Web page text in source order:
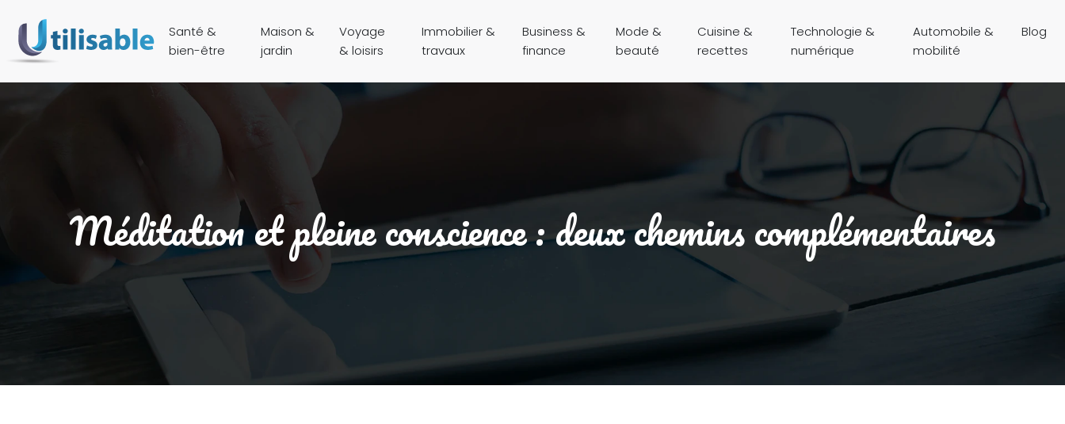
Santé &
bien-être
Maison &
jardin
Voyage
& loisirs
Immobilier &
travaux
Business &
finance
Mode &
beauté
Cuisine &
recettes
Technologie &
numérique
Automobile &
mobilité
Blog
Méditation et pleine conscience : deux chemins complémentaires